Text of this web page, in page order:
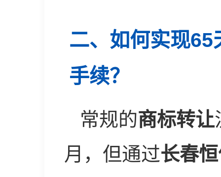
二、如何实现
手续？
常规的商标转让
月，但通过长春